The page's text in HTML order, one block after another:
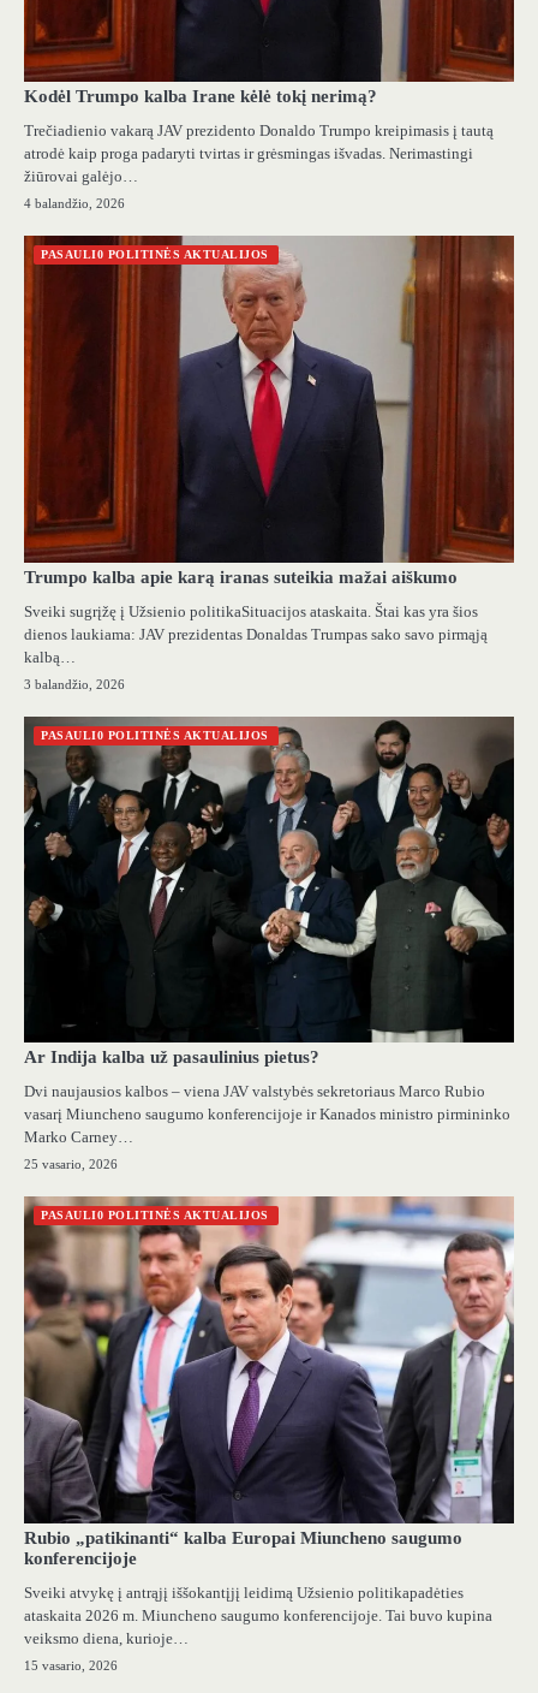
Kodėl Trumpo kalba Irane kėlė tokį nerimą?
Trečiadienio vakarą JAV prezidento Donaldo Trumpo kreipimasis į tautą
atrodė kaip proga padaryti tvirtas ir grėsmingas išvadas. Nerimastingi
žiūrovai galėjo…
4 balandžio, 2026
PASAULI0 POLITINĖS AKTUALIJOS
Trumpo kalba apie karą iranas suteikia mažai aiškumo
Sveiki sugrįžę į Užsienio politikaSituacijos ataskaita. Štai kas yra šios
dienos laukiama: JAV prezidentas Donaldas Trumpas sako savo pirmąją
kalbą…
3 balandžio, 2026
PASAULI0 POLITINĖS AKTUALIJOS
Ar Indija kalba už pasaulinius pietus?
Dvi naujausios kalbos – viena JAV valstybės sekretoriaus Marco Rubio
vasarį Miuncheno saugumo konferencijoje ir Kanados ministro pirmininko
Marko Carney…
25 vasario, 2026
PASAULI0 POLITINĖS AKTUALIJOS
Rubio „patikinanti“ kalba Europai Miuncheno saugumo
konferencijoje
Sveiki atvykę į antrąjį iššokantįjį leidimą Užsienio politikapadėties
ataskaita 2026 m. Miuncheno saugumo konferencijoje. Tai buvo kupina
veiksmo diena, kurioje…
15 vasario, 2026